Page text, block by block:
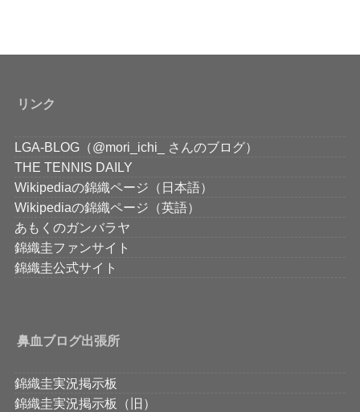
リンク
LGA-BLOG（@mori_ichi_ さんのブログ）
THE TENNIS DAILY
Wikipediaの錦織ページ（日本語）
Wikipediaの錦織ページ（英語）
あもくのガンバラヤ
錦織圭ファンサイト
錦織圭公式サイト
鼻血ブログ出張所
錦織圭実況掲示板
錦織圭実況掲示板（旧）